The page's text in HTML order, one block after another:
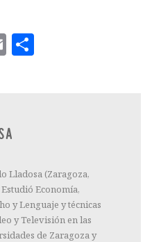
Email
Lladosa (Zaragoza,
Estudió Economía,
y Lenguaje y técnicas
y Televisión en las
de Zaragoza y